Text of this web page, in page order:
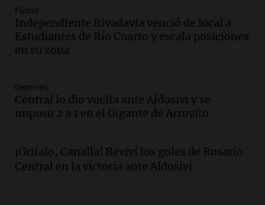
Audio.
Congreso y evacuación por derrame de
oxígeno en Montecastro
Panorama Federal
y llega avión para escuelas de la décima
brigada aérea
Panorama Federal
Audio.La justicia reconoce al COVID
como enfermedad laboral tras la muerte
Fútbol
Independiente Rivadavia venció de local a
Estudiantes de Río Cuarto y escala posiciones
en su zona
Deportes
Central lo dio vuelta ante Aldosivi y se
impuso 2 a 1 en el Gigante de Arroyito
¡Gritalo, Canalla! Reviví los goles de Rosario
Central en la victoria ante Aldosivi